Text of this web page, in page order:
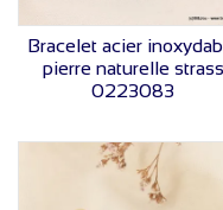
VOIR LE PRIX
Bracelet acier
pierre naturelle strass
0223083